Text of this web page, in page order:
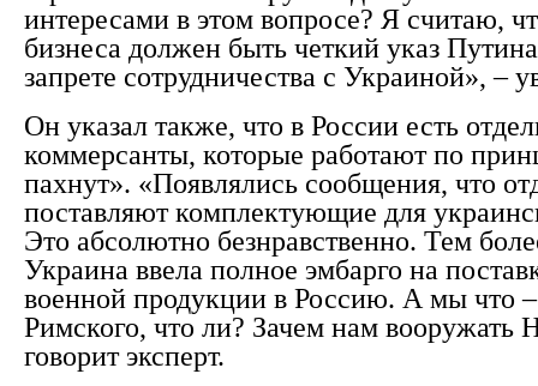
интересами в этом вопросе? Я считаю,
бизнеса должен быть четкий указ
запрете сотрудничества с Украиной», –
Он указал также, что в России есть
коммерсанты, которые работают по
пахнут». «Появлялись сообщения, что
поставляют комплектующие для
Это абсолютно безнравственно. Тем
Украина ввела полное эмбарго на
военной продукции в Россию. А мы что
Римского, что ли? Зачем нам вооружать
говорит эксперт.